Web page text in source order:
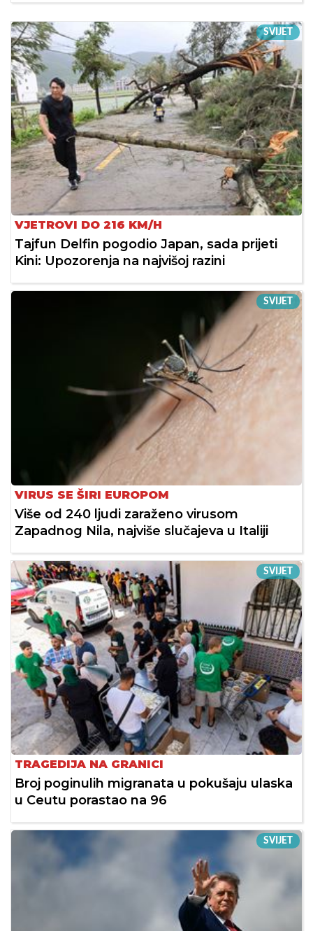
SVIJET
VJETROVI DO 216 KM/H
Tajfun Delfin pogodio Japan, sada prijeti
Kini: Upozorenja na najvišoj razini
SVIJET
VIRUS SE ŠIRI EUROPOM
Više od 240 ljudi zaraženo virusom
Zapadnog Nila, najviše slučajeva u Italiji
SVIJET
TRAGEDIJA NA GRANICI
Broj poginulih migranata u pokušaju ulaska
u Ceutu porastao na 96
SVIJET